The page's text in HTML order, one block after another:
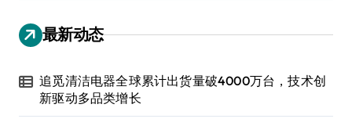
最新动态
追觅清洁电器全球累计出货量破4000万台，技术创
新驱动多品类增长